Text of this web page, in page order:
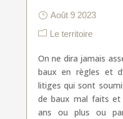
Août 9 2023
Le territoire
On ne dira jamais
baux en règles et
litiges qui sont
de baux mal faits et
ans ou plus ou